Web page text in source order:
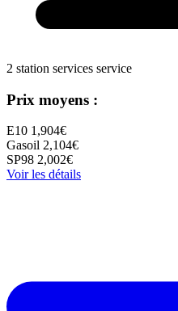
2 station services service
Prix moyens :
E10 1,904€
Gasoil 2,104€
SP98 2,002€
Voir les détails